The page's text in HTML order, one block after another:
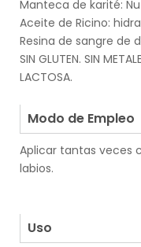
Manteca de karité:
Aceite de Ricino:
Resina de sangre de
SIN GLUTEN. SIN
LACTOSA.
Modo de Empleo
Aplicar tantas veces
labios.
Uso